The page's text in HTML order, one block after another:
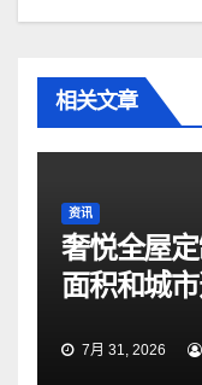
相关文章
资讯
奢悦全屋
面积和城
7月 31, 2026